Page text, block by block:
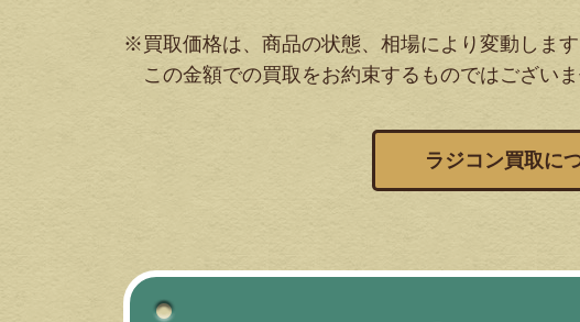
※買取価格は、商品の状態、相場により変動します
この金額での買取をお約束するものではござい
ラジコン買取に